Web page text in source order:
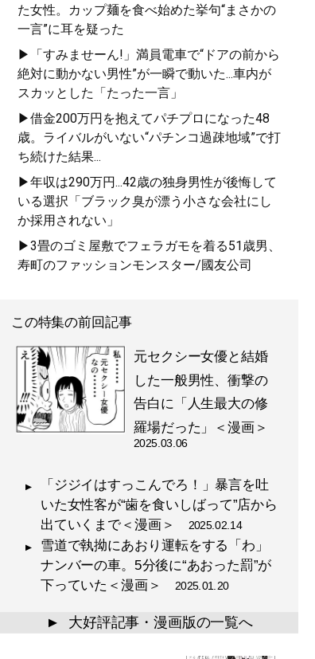
た女性。カップ麺を食べ始めた挙句“まさかの
一言”に耳を疑った
▶「すみませーん!」満員電車で“ドアの前から
絶対に動かない男性”が一瞬で動いた...車内が
スカッとした「たった一言」
▶借金200万円を抱えてパチプロになった48
歳。ライバルがいない“パチンコ過疎地域”で打
ち続けた結果...
▶年収は290万円...42歳の独身男性が後悔して
いる選択「ブラック臭が漂う小さな会社にし
か採用されない」
▶3畳のゴミ屋敷でフェラガモを着る51歳男、
寿町のファッションモンスター/國友公司
この特集の前回記事
元セクシー女優と結婚
した一般男性、衝撃の
告白に「人生最大の修
羅場だった」＜漫画＞
2025.03.06
「ジジイはすっこんでろ！」暴言を吐
いた女性客が“歯を食いしばって”店から
出ていくまで＜漫画＞ 2025.02.14
雪道で執拗にあおり運転をする「わ」
ナンバーの車。5分後に“あおった罰”が
下っていた＜漫画＞ 2025.01.20
▲ 大好評記事・漫画版の一覧へ